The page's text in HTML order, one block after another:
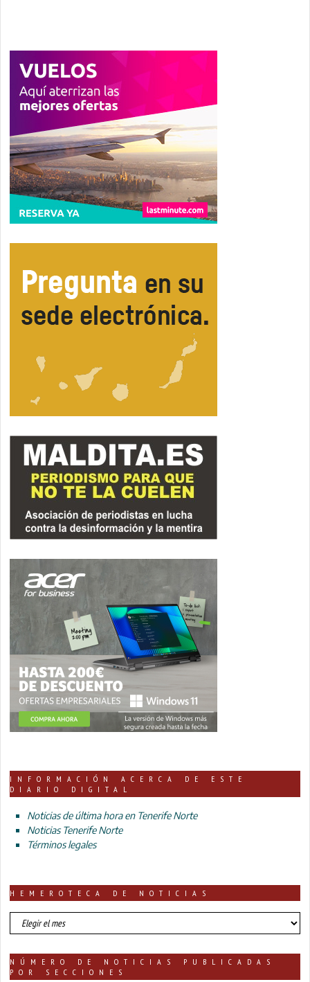
INFORMACIÓN ACERCA DE ESTE
DIARIO DIGITAL
Noticias de última hora en Tenerife Norte
Noticias Tenerife Norte
Términos legales
HEMEROTECA DE NOTICIAS
HEMEROTECA
DE
NÚMERO DE NOTICIAS PUBLICADAS
POR SECCIONES